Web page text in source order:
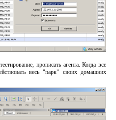
прописать агента. Когда все
весь "парк" своих домашних